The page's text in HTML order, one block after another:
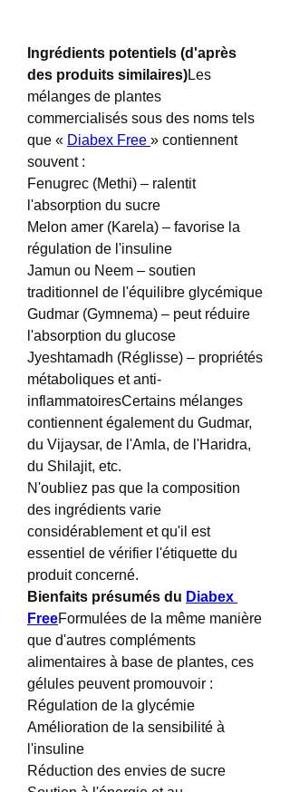
Ingrédients potentiels (d'après
des produits similaires)Les
mélanges de plantes
commercialisés sous des noms tels
que « Diabex Free » contiennent
souvent :
Fenugrec (Methi) – ralentit
l'absorption du sucre
Melon amer (Karela) – favorise la
régulation de l'insuline
Jamun ou Neem – soutien
traditionnel de l'équilibre glycémique
Gudmar (Gymnema) – peut réduire
l'absorption du glucose
Jyeshtamadh (Réglisse) – propriétés
métaboliques et anti-
inflammatoiresCertains mélanges
contiennent également du Gudmar,
du Vijaysar, de l'Amla, de l'Haridra,
du Shilajit, etc.
N'oubliez pas que la composition
des ingrédients varie
considérablement et qu'il est
essentiel de vérifier l'étiquette du
produit concerné.
Bienfaits présumés du Diabex
FreeFormulées de la même manière
que d'autres compléments
alimentaires à base de plantes, ces
gélules peuvent promouvoir :
Régulation de la glycémie
Amélioration de la sensibilité à
l'insuline
Réduction des envies de sucre